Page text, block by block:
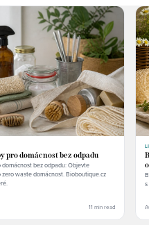
pro domácnost bez odpadu
bez odpadu: Objevte
waste domácnost. Bioboutique.cz
11 min read